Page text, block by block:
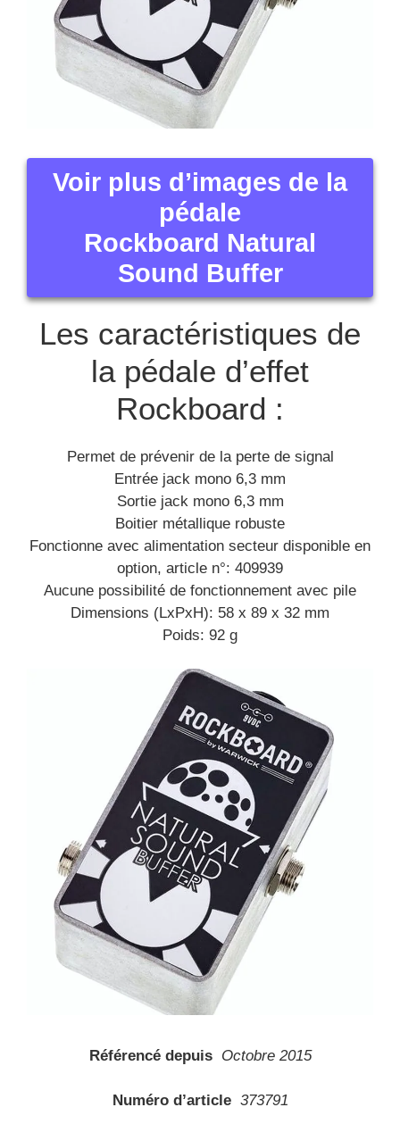
Voir plus d’images de la
pédale
Rockboard Natural
Sound Buffer
Les caractéristiques de
la pédale d’effet
Rockboard :
Permet de prévenir de la perte de signal
Entrée jack mono 6,3 mm
Sortie jack mono 6,3 mm
Boitier métallique robuste
Fonctionne avec alimentation secteur disponible en
option, article n°: 409939
Aucune possibilité de fonctionnement avec pile
Dimensions (LxPxH): 58 x 89 x 32 mm
Poids: 92 g
Référencé depuis Octobre 2015
Numéro d’article 373791